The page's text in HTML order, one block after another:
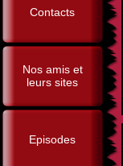
Contacts
Nos amis et
leurs sites
Episodes